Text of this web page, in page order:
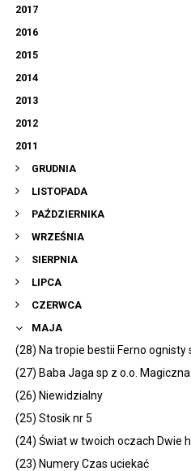
2017
2016
2015
2014
2013
2012
2011
GRUDNIA
LISTOPADA
PAŹDZIERNIKA
WRZEŚNIA
SIERPNIA
LIPCA
CZERWCA
MAJA
(28) Na tropie bestii Ferno ognisty
(27) Baba Jaga sp z o.o.
(26) Niewidzialny
(25) Stosik nr 5
(24) Świat w twoich oczach Dwie
(23) Numery Czas uciekać